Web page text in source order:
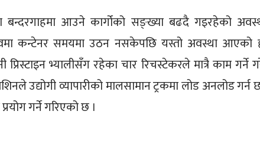
बन्दरगाहमा आउने कार्गोको सङ्ख्या बढदै गइरहेको
कन्टेनर समयमा उठन नसकेपछि यस्तो अवस्था आएको
भ्यालीसँग रहेका चार रिचस्टेकरले मात्रै काम गर्ने
उद्योगी व्यापारीको मालसामान ट्रकमा लोड अनलोड गर्न
गर्ने गरिएको छ ।